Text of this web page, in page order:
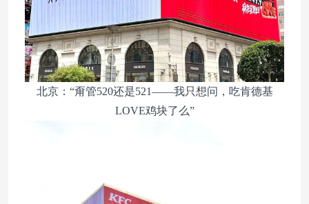
北京：“甭管520还是521——我只想问，吃肯德基
LOVE鸡块了么”